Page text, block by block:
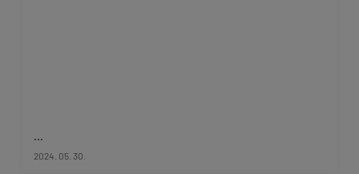
...
2024. 05. 30.